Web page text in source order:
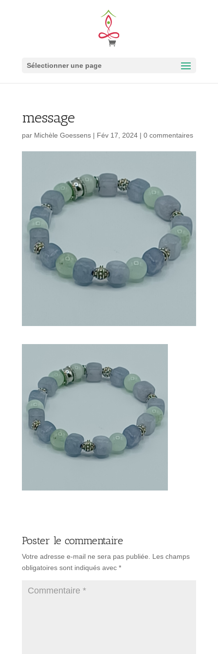
Sélectionner une page
message
par Michèle Goessens| Fév 17, 2024| 0 commentaires
Poster le commentaire
Votre adresse e-mail ne sera pas publiée. Les champs
obligatoires sont indiqués avec *